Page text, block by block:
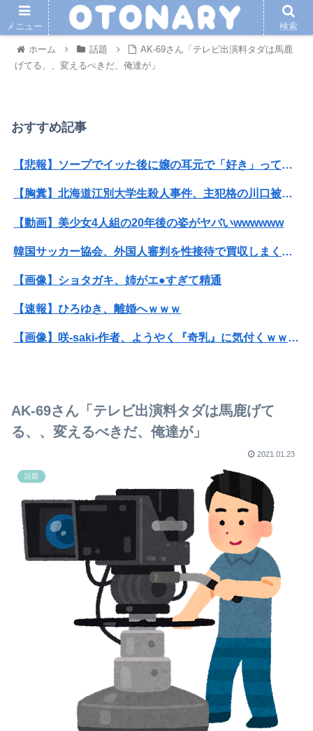
ホーム 話題
AK-69さん「テレビ出演料タダは馬鹿
げてる、、変えるべきだ、俺達が」
おすすめ記事
【悲報】ソープでイッた後に嬢の耳元で「好き」って囁く瞬間ｗｗｗｗｗｗｗｗwwww
【胸糞】北海道江別大学生殺人事件、主犯格の川口被告(19)に無期懲役の判決
【動画】美少女4人組の20年後の姿がヤバいwwwwww
韓国サッカー協会、外国人審判を性接待で買収しまくっていた事が判明
【画像】ショタガキ、姉がエ●すぎて精通
【速報】ひろゆき、離婚へｗｗｗ
【画像】咲-saki-作者、ようやく『奇乳』に気付くｗｗｗｗ
【悲報】母親に生活が苦しいから50万くれって言われて断ったら縁切られたんだが
女の幸せはまともな人との結婚、だと改めて思った
「涙がとまらない」倉持由香、息子がASD告知
レインボー池田、アナウンサーと結婚ｗｗｗｗｗ
AK-69さん「テレビ出演料タダは馬鹿げて
る、、変えるべきだ、俺達が」
2021.01.23
話題
メニュー 検索